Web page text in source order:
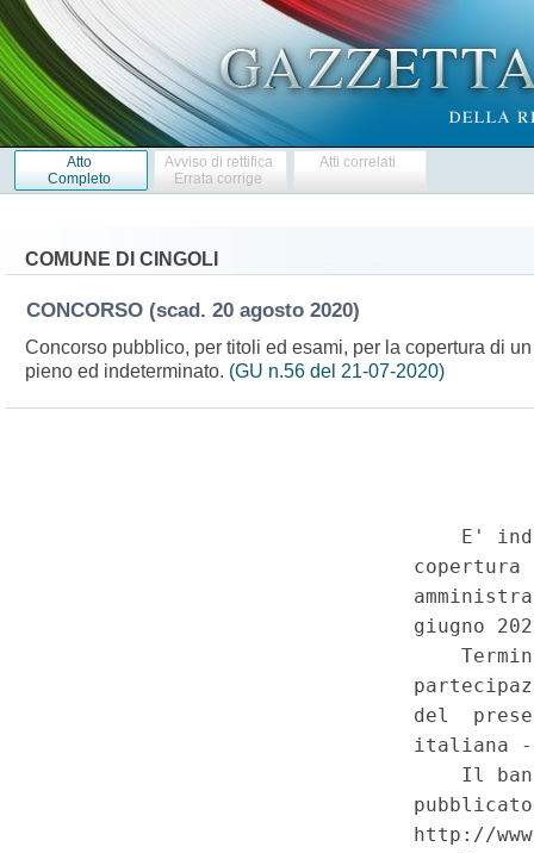
Atto
Completo
Avviso di rettifica
Errata corrige
Atti correlati
COMUNE DI CINGOLI
CONCORSO (scad. 20 agosto 2020)
Concorso pubblico, per titoli ed esami, per la copertura di
pieno ed indeterminato. (GU n.56 del 21-07-2020)